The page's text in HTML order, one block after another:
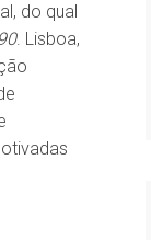
do qual
. Lisboa,